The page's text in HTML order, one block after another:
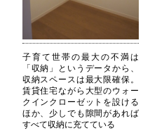
子育て世帯の最大の不満は
「収納」というデータから、
収納スペースは最大限確保。
賃貸住宅ながら大型のウォー
クインクローゼットを設ける
ほか、少しでも隙間があれば
すべて収納に充てている